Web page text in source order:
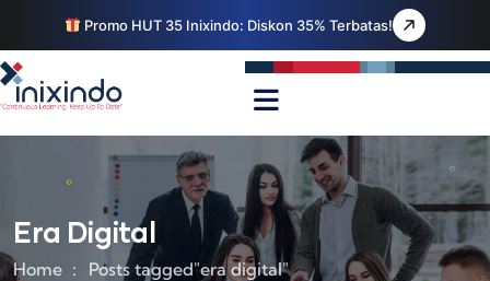
Promo HUT 35 Inixindo: Diskon 35% Terbatas!
Era Digital
Home Posts tagged"era digital"